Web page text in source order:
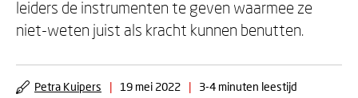
leiders de instrumenten te geven waarmee ze
niet-weten juist als kracht kunnen benutten.
Petra Kuipers | 19 mei 2022 | 3-4 minuten leestijd